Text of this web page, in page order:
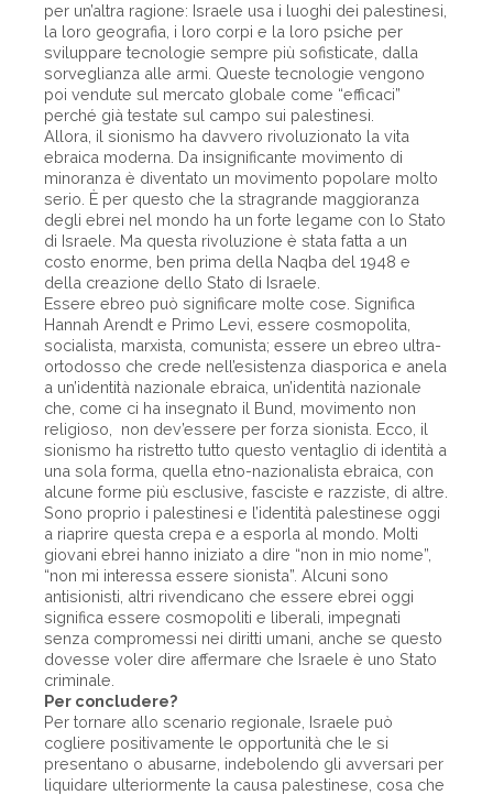
per un’altra ragione: Israele usa i luoghi dei palestinesi,
la loro geografia, i loro corpi e la loro psiche per
sviluppare tecnologie sempre più sofisticate, dalla
sorveglianza alle armi. Queste tecnologie vengono
poi vendute sul mercato globale come “efficaci”
perché già testate sul campo sui palestinesi.
Allora, il sionismo ha davvero rivoluzionato la vita
ebraica moderna. Da insignificante movimento di
minoranza è diventato un movimento popolare molto
serio. È per questo che la stragrande maggioranza
degli ebrei nel mondo ha un forte legame con lo Stato
di Israele. Ma questa rivoluzione è stata fatta a un
costo enorme, ben prima della Naqba del 1948 e
della creazione dello Stato di Israele.
Essere ebreo può significare molte cose. Significa
Hannah Arendt e Primo Levi, essere cosmopolita,
socialista, marxista, comunista; essere un ebreo ultra-
ortodosso che crede nell’esistenza diasporica e anela
a un’identità nazionale ebraica, un’identità nazionale
che, come ci ha insegnato il Bund, movimento non
religioso, non dev’essere per forza sionista. Ecco, il
sionismo ha ristretto tutto questo ventaglio di identità a
una sola forma, quella etno-nazionalista ebraica, con
alcune forme più esclusive, fasciste e razziste, di altre.
Sono proprio i palestinesi e l’identità palestinese oggi
a riaprire questa crepa e a esporla al mondo. Molti
giovani ebrei hanno iniziato a dire “non in mio nome”,
“non mi interessa essere sionista”. Alcuni sono
antisionisti, altri rivendicano che essere ebrei oggi
significa essere cosmopoliti e liberali, impegnati
senza compromessi nei diritti umani, anche se questo
dovesse voler dire affermare che Israele è uno Stato
criminale.
Per concludere?
Per tornare allo scenario regionale, Israele può
cogliere positivamente le opportunità che le si
presentano o abusarne, indebolendo gli avversari per
liquidare ulteriormente la causa palestinese, cosa che